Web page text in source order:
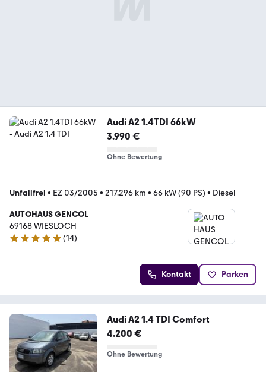
Audi A2 1.4TDI 66kW
3.990 €
Ohne Bewertung
Unfallfrei • EZ 03/2005 • 217.296 km • 66 kW (90 PS) • Diesel
AUTOHAUS GENCOL
69168 WIESLOCH
5 Sterne
(14)
Kontakt Parken
Audi A2 1.4 TDI Comfort
4.200 €
Ohne Bewertung